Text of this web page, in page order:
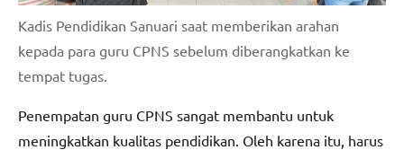
Kadis Pendidikan Sanuari saat memberikan arahan
kepada para guru CPNS sebelum diberangkatkan ke
tempat tugas.
Penempatan guru CPNS sangat membantu untuk
meningkatkan kualitas pendidikan. Oleh karena itu, harus